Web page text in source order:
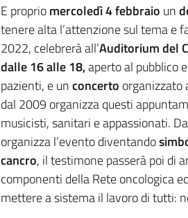
E propriomercoledì 4 febbraio un
tenere alta l’attenzione sul tema e
2022, celebrerà all’Auditorium del
dalle 16 alle 18,aperto al pubblico
pazienti, e unconcerto organizzato
dal 2009 organizza questi
musicisti, sanitari e appassionati.
organizza l’evento diventando
cancro, il testimone passerà poi di
componenti della Rete oncologica
mettere a sistema il lavoro di tutti: